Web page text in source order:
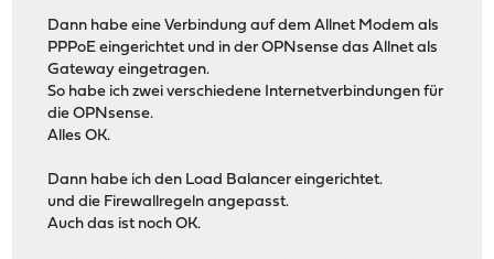
Dann habe eine Verbindung auf dem Allnet Modem als
PPPoE eingerichtet und in der OPNsense das Allnet als
Gateway eingetragen.
So habe ich zwei verschiedene Internetverbindungen für
die OPNsense.
Alles OK.
Dann habe ich den Load Balancer eingerichtet.
und die Firewallregeln angepasst.
Auch das ist noch OK.